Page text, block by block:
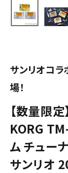
サンリオコ
場！
【数量限定】
KORG
ム チュー
サンリオ